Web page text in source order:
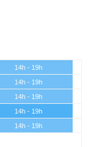
14h - 19h
14h - 19h
14h - 19h
14h - 19h
14h - 19h